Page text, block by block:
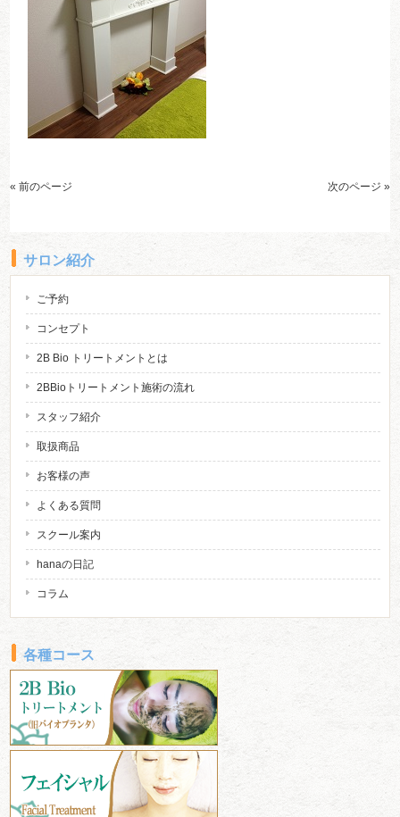
« 前のページ 次のページ »
サロン紹介
ご予約
コンセプト
2B Bio トリートメントとは
2BBioトリートメント施術の流れ
スタッフ紹介
取扱商品
お客様の声
よくある質問
スクール案内
hanaの日記
コラム
各種コース